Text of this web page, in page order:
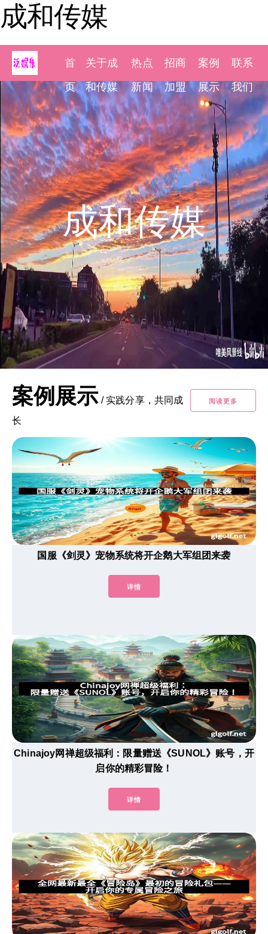
成和传媒
首
页
关于成
和传媒
热点
新闻
招商
加盟
案例
展示
联系
我们
成和传媒
案例展示 / 实践分享，共同成
长
阅读更多
国服《剑灵》宠物系统将开企鹅大军组团来袭
详情
Chinajoy网禅超级福利：限量赠送《SUNOL》账号，开
启你的精彩冒险！
详情